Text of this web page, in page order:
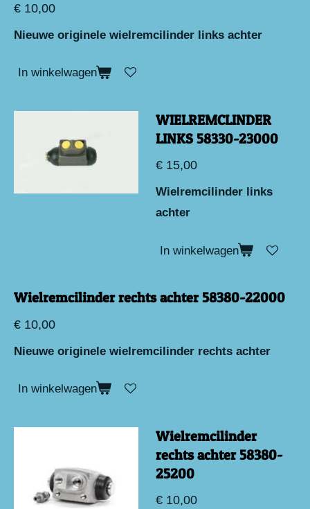
€ 10,00
Nieuwe originele wielremcilinder links achter
In winkelwagen
WIELREMCLINDER
LINKS 58330-23000
€ 15,00
Wielremcilinder links
achter
In winkelwagen
Wielremcilinder rechts achter 58380-22000
€ 10,00
Nieuwe originele wielremcilinder rechts achter
In winkelwagen
Wielremcilinder
rechts achter 58380-
25200
€ 10,00